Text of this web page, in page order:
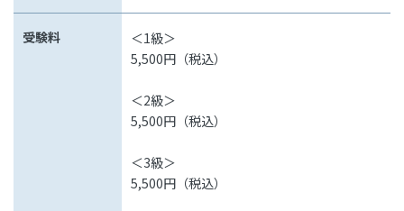
受験料
＜1級＞
5,500円（税込）
＜2級＞
5,500円（税込）
＜3級＞
5,500円（税込）